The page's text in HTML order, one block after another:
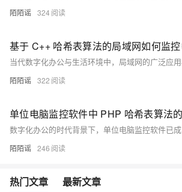
陌陌谣 324
基于 C++ 哈希表算法的局域网如何监
陌陌谣 322
陌陌谣 246
热门文章 最新文章